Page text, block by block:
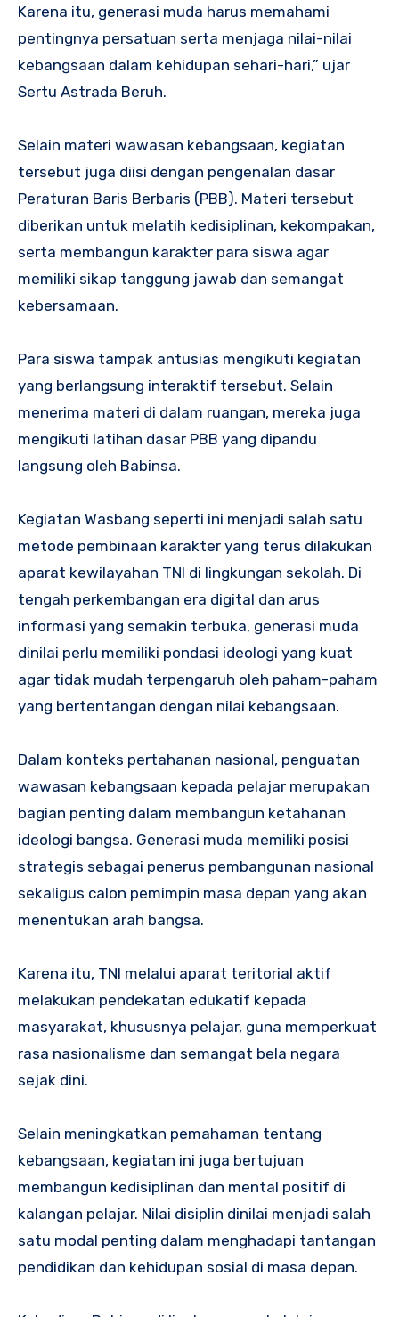
Karena itu, generasi muda harus memahami
pentingnya persatuan serta menjaga nilai-nilai
kebangsaan dalam kehidupan sehari-hari,” ujar
Sertu Astrada Beruh.
Selain materi wawasan kebangsaan, kegiatan
tersebut juga diisi dengan pengenalan dasar
Peraturan Baris Berbaris (PBB). Materi tersebut
diberikan untuk melatih kedisiplinan, kekompakan,
serta membangun karakter para siswa agar
memiliki sikap tanggung jawab dan semangat
kebersamaan.
Para siswa tampak antusias mengikuti kegiatan
yang berlangsung interaktif tersebut. Selain
menerima materi di dalam ruangan, mereka juga
mengikuti latihan dasar PBB yang dipandu
langsung oleh Babinsa.
Kegiatan Wasbang seperti ini menjadi salah satu
metode pembinaan karakter yang terus dilakukan
aparat kewilayahan TNI di lingkungan sekolah. Di
tengah perkembangan era digital dan arus
informasi yang semakin terbuka, generasi muda
dinilai perlu memiliki pondasi ideologi yang kuat
agar tidak mudah terpengaruh oleh paham-paham
yang bertentangan dengan nilai kebangsaan.
Dalam konteks pertahanan nasional, penguatan
wawasan kebangsaan kepada pelajar merupakan
bagian penting dalam membangun ketahanan
ideologi bangsa. Generasi muda memiliki posisi
strategis sebagai penerus pembangunan nasional
sekaligus calon pemimpin masa depan yang akan
menentukan arah bangsa.
Karena itu, TNI melalui aparat teritorial aktif
melakukan pendekatan edukatif kepada
masyarakat, khususnya pelajar, guna memperkuat
rasa nasionalisme dan semangat bela negara
sejak dini.
Selain meningkatkan pemahaman tentang
kebangsaan, kegiatan ini juga bertujuan
membangun kedisiplinan dan mental positif di
kalangan pelajar. Nilai disiplin dinilai menjadi salah
satu modal penting dalam menghadapi tantangan
pendidikan dan kehidupan sosial di masa depan.